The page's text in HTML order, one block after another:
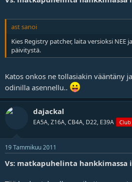
ast sanoi
Kies Registry patcher, laita versioksi NEE
päivitystä.
Katos onkos ne tollasiakin vääntäny
odinilla asennellu..
dajackal
EA5A, Z16A, CB4A, D22, E39A
19 Tammikuu 2011
Vs: matkapuhelinta hankkimassa